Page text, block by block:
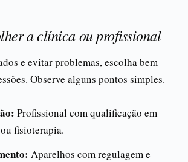
a clínica ou profissional
e evitar problemas, escolha bem
Observe alguns pontos simples.
Profissional com qualificação em
fisioterapia.
Aparelhos com regulagem e